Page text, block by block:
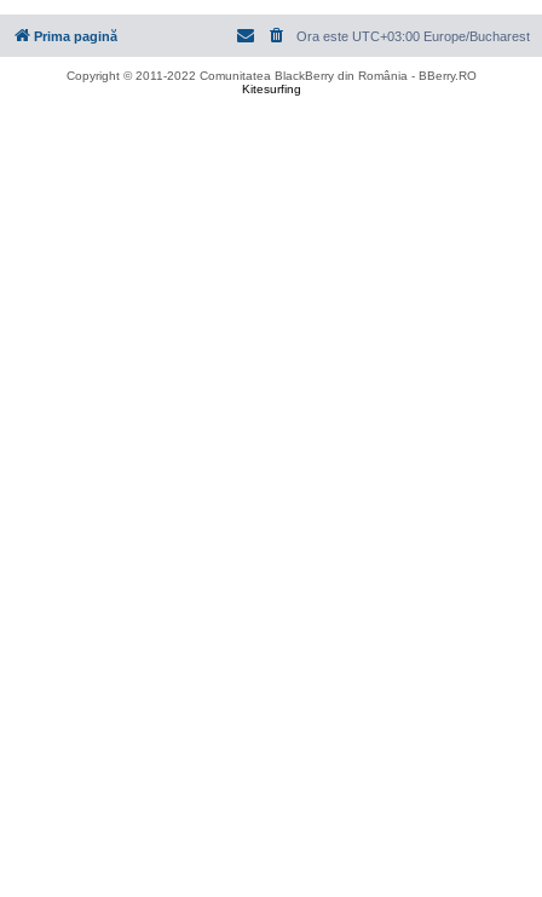
Prima pagină Ora este UTC+03:00 Europe/Bucharest
Copyright © 2011-2022 Comunitatea BlackBerry din România - BBerry.RO
Kitesurfing